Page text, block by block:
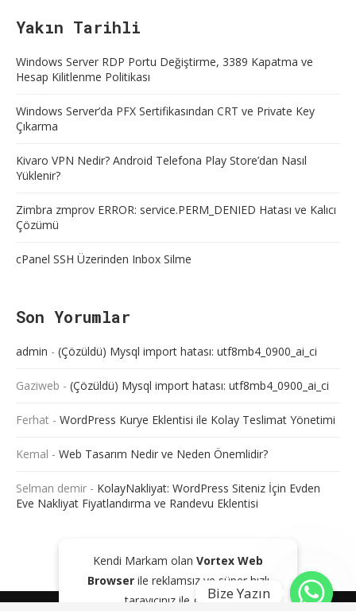
Kendi Markam olan Vortex Web
Browserile reklamsız ve süper hızlı
tarayıcınız ile gezinin!
Yakın Tarihli
Windows Server RDP Portu Değiştirme, 3389 Kapatma ve
Hesap Kilitlenme Politikası
Windows Server’da PFX Sertifikasından CRT ve Private Key
Çıkarma
Kivaro VPN Nedir? Android Telefona Play Store’dan Nasıl
Yüklenir?
Zimbra zmprov ERROR: service.PERM_DENIED Hatası ve Kalıcı
Çözümü
cPanel SSH Üzerinden Inbox Silme
Son Yorumlar
admin - (Çözüldü) Mysql import hatası: utf8mb4_0900_ai_ci
Gaziweb - (Çözüldü) Mysql import hatası: utf8mb4_0900_ai_ci
Ferhat - WordPress Kurye Eklentisi ile Kolay Teslimat Yönetimi
Kemal - Web Tasarım Nedir ve Neden Önemlidir?
Selman demir - KolayNakliyat: WordPress Siteniz İçin Evden
Eve Nakliyat Fiyatlandırma ve Randevu Eklentisi
Bize Yazın